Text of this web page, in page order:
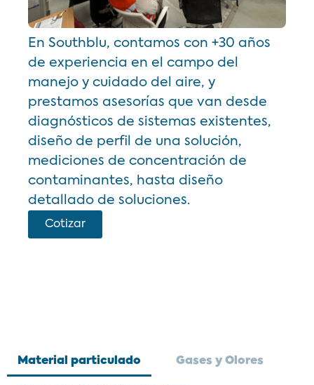
En Southblu, contamos con +30 años
de experiencia en el campo del
manejo y cuidado del aire, y
prestamos asesorías que van desde
diagnósticos de sistemas existentes,
diseño de perfil de una solución,
mediciones de concentración de
contaminantes, hasta diseño
detallado de soluciones.
Cotizar
Material particulado Gases y Olores